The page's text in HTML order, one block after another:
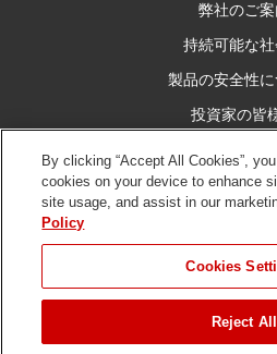
弊社のご案
持続可能な
製品の安全性
投資家の皆
私たちとつ
ご利用条件 プライバシーポリシー
By clicking “Accept All Cookies”,
cookies on your device to enhance
site usage, and assist in our
Policy
Cookies
Reject All